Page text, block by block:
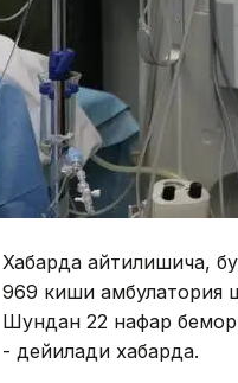
Хабарда айтилишича,
969 киши амбулатория
Шундан 22 нафар
- дейилади хабарда.